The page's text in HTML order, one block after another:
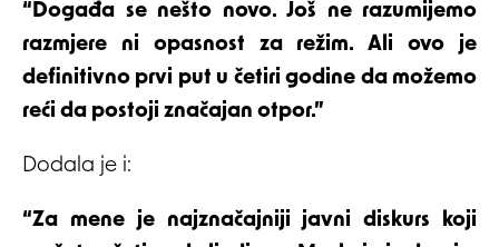
“Događa se nešto novo. Još ne razumijemo
razmjere ni opasnost za režim. Ali ovo je
definitivno prvi put u četiri godine da možemo
reći da postoji značajan otpor.”
Dodala je i:
“Za mene je najznačajniji javni diskurs koji